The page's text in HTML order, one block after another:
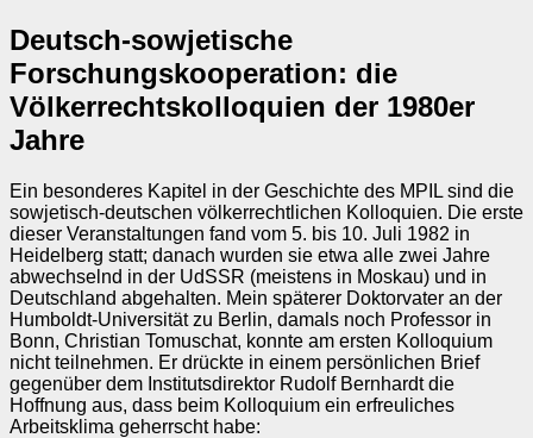
Deutsch-sowjetische
Forschungskooperation: die
Völkerrechtskolloquien der 1980er
Jahre
Ein besonderes Kapitel in der Geschichte des MPIL sind die
sowjetisch-deutschen völkerrechtlichen Kolloquien. Die erste
dieser Veranstaltungen fand vom 5. bis 10. Juli 1982 in
Heidelberg statt; danach wurden sie etwa alle zwei Jahre
abwechselnd in der UdSSR (meistens in Moskau) und in
Deutschland abgehalten. Mein späterer Doktorvater an der
Humboldt‑Universität zu Berlin, damals noch Professor in
Bonn, Christian Tomuschat, konnte am ersten Kolloquium
nicht teilnehmen. Er drückte in einem persönlichen Brief
gegenüber dem Institutsdirektor Rudolf Bernhardt die
Hoffnung aus, dass beim Kolloquium ein erfreuliches
Arbeitsklima geherrscht habe: